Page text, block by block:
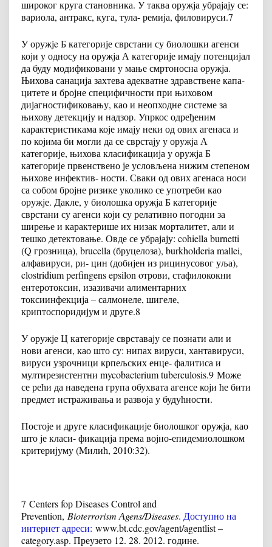
широког круга становника. У таква оружја убрајају се:
вариола, антракс, куга, тула- ремија, филовируси.7
У оружјe Б категорије сврстани су биолошки агенси
који у односу на оружја А категорије имају потенцијал
да буду модификовани у мање смртоносна оружја.
Њихова санација захтева адекватне здравствене капа-
цитете и бројне специфичности при њиховом
дијагностификовању, као и неопходне системе за
њихову детекцију и надзор. Упркос одређеним
карактеристикама које имају неки од ових агенаса и
по којима би могли да се сврстају у оружја А
категорије, њихова класификација у оружја Б
категорије првенствено је условљена нижим степеном
њихове инфектив- ности. Сваки од ових агенаса носи
са собом бројне ризике уколико се употреби као
оружје. Дакле, у биолошка оружја Б категорије
сврстани су агенси који су релативно погодни за
ширење и карактерише их низак морталитет, али и
тешко детектовање. Овде се убрајају: cohiella burnetti
(Q грозница), brucella (бруцелоза), burkholderia mallei,
алфавируси, ри- цин (добијен из рицинусовог уља),
clostridium perfingens epsilon oтрови, стафилококни
ентеротоксин, изазивачи алиментарних
токсиинфекција – салмонеле, шигеле,
криптоспоридијум и друге.8
У оружје Ц категорије сврставају се познати али и
нови агенси, као што су: нипах вируси, хантавируси,
вируси узрочници крпељских енце- фалитиса и
мултирезистентни mycobacterium tuberculosis.9 Може
се рећи да наведена група обухвата агенсе који ће бити
предмет истраживања и развоја у будућности.
Постоје и друге класификације биолошког оружја, као
што је класи- фикација према војно-епидемиолошком
критеријуму (Mилић, 2010:32).
7 Centers foр Diseases Control and
Prevention, Bioterrorism Аgens/Diseases. Доступно на
интернет адреси: www.bt.cdc.gov/agent/agentlist –
category.asp. Преузето 12. 28. 2012. године.